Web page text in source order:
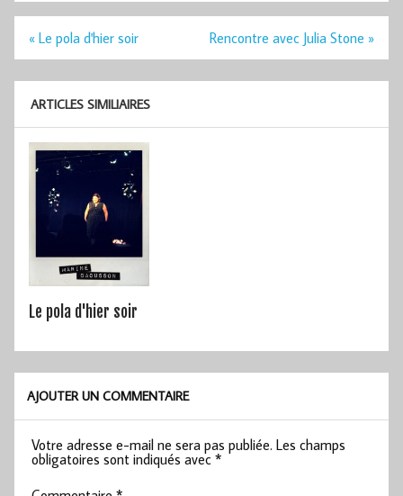
Navigation
l’article
« Le pola d'hier soir Rencontre avec Julia Stone »
ARTICLES SIMILIAIRES
Le pola d'hier soir
AJOUTER UN COMMENTAIRE
Votre adresse e-mail ne sera pas publiée. Les champs
obligatoires sont indiqués avec*